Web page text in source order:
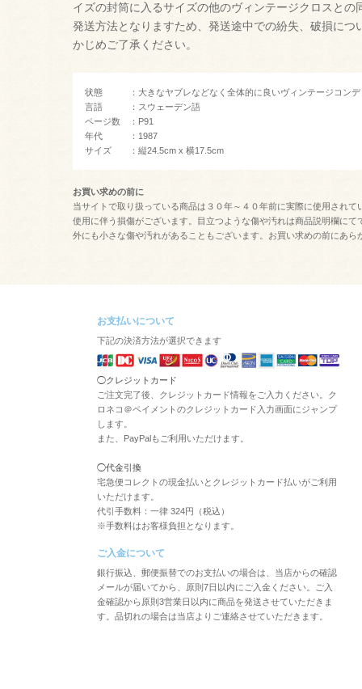
イズの封筒に入るサイズの他のヴィンテージクロスと
発送方法となりますため、発送途中での紛失、破損に
かじめご了承ください。
状態 ：大きなヤブレなどなく全体的に良いヴィンテージコンデ
言語 ：スウェーデン語
ページ数 ：P91
年代 ：1987
サイズ ：縦24.5cm x 横17.5cm
お買い求めの前に
当サイトで取り扱っている商品は３０年～４０年前に実際に使用され
使用に伴う損傷がございます。目立つような傷や汚れは商品説明欄に
外にも小さな傷や汚れがあることもございます。お買い求めの前にあら
お支払いについて
下記の決済方法が選択できます
◯クレジットカード
ご注文完了後、クレジットカード情報をご入力ください。ク
ロネコ＠ペイメントのクレジットカード入力画面にジャンプ
します。
また、PayPalもご利用いただけます。
◯代金引換
宅急便コレクトの現金払いとクレジットカード払いがご利用
いただけます。
代引手数料：一律 324円（税込）
※手数料はお客様負担となります。
ご入金について
銀行振込、郵便振替でのお支払いの場合は、当店からの確認
メールが届いてから、原則7日以内にご入金ください。ご入
金確認から原則3営業日以内に商品を発送させていただきま
す。品切れの場合は当店よりご連絡させていただきます。